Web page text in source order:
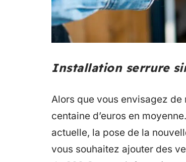
Installation serrure
Alors que vous envisagez
centaine d’euros en
actuelle, la pose de la
vous souhaitez ajouter des